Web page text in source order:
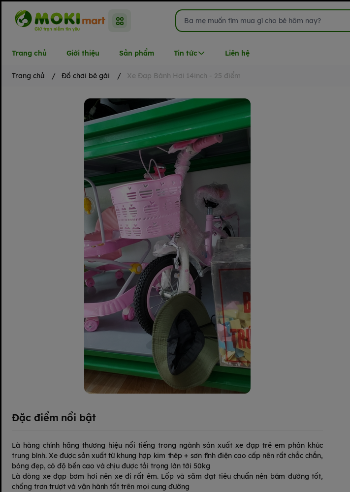
Trang chủ Giới thiệu Sản phẩm Tin tức Liên hệ
Trang chủ / Đồ chơi bé gái / Xe Đạp Bánh Hơi 14inch - 25 điểm
Đặc điểm nổi bật
Là hàng chính hãng thương hiệu nổi tiếng trong ngành sản xuất xe đạp trẻ em phân khúc
trung bình. Xe được sản xuất từ khung hợp kim thép + sơn tĩnh điện cao cấp nên rất chắc chắn,
bóng đẹp, có độ bền cao và chịu được tải trọng lớn tới 50kg
Là dòng xe đạp bơm hơi nên xe đi rất êm. Lốp và săm đạt tiêu chuẩn nên bám đường tốt,
chống trơn trượt và vận hành tốt trên mọi cung đường